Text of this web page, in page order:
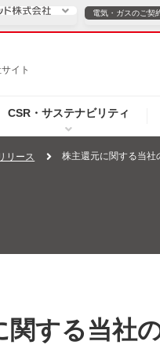
イト
CSR・サステナビリティ
ご案内
電気・ガスのご契
・ガスのご契約
個人のお客
リース 株主還元に関する当社
関する当社